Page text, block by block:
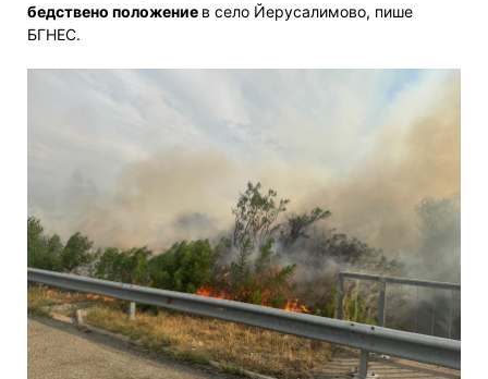
бедствено положение в село Йерусалимово, пише
БГНЕС.